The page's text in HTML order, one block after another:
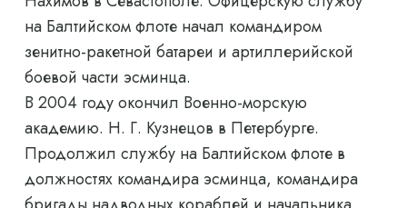
на Балтийском флоте начал командиром
зенитно-ракетной батареи и артиллерийской
боевой части эсминца.
В 2004 году окончил Военно-морскую
академию. Н. Г. Кузнецов в Петербурге.
Продолжил службу на Балтийском флоте в
должностях командира эсминца, командира